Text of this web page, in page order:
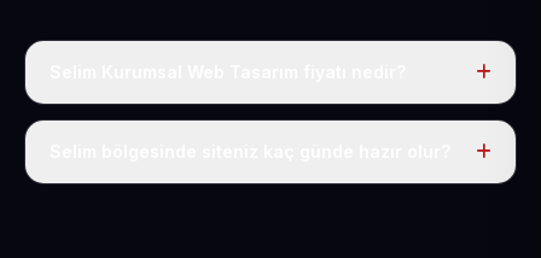
Tek fiyat uygulanır: yıllık 50 USD + KDV. Bu bedele alan